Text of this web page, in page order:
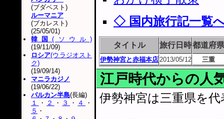
◇ 国内旅行記一覧
タイトル 旅行日時都道府県
伊勢神宮と赤福本店2013/05/12 三重
江戸時代からの人
伊勢神宮は三重県を
(ブダペスト)
ルーマニア
(ブカレスト)
(25/05/01)
韓国(ソウル)
(19/11/09)
ロシア(ウラジオスト
ク)
(19/09/14)
マニラカジノ
(19/06/22)
バルカン半島(長編)
１
・ ２ ・ ３ ・ ４
・
５ ・